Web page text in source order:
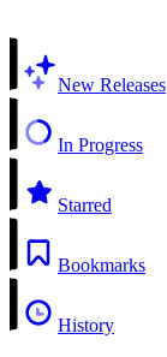
New Releases
In Progress
Starred
Bookmarks
History